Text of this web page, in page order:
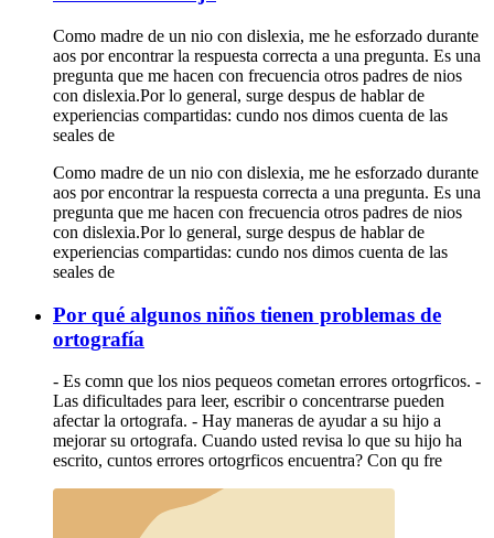
Como madre de un nio con dislexia, me he esforzado durante
aos por encontrar la respuesta correcta a una pregunta. Es una
pregunta que me hacen con frecuencia otros padres de nios
con dislexia.Por lo general, surge despus de hablar de
experiencias compartidas: cundo nos dimos cuenta de las
seales de
Como madre de un nio con dislexia, me he esforzado durante
aos por encontrar la respuesta correcta a una pregunta. Es una
pregunta que me hacen con frecuencia otros padres de nios
con dislexia.Por lo general, surge despus de hablar de
experiencias compartidas: cundo nos dimos cuenta de las
seales de
Por qué algunos niños tienen problemas de
ortografía
- Es comn que los nios pequeos cometan errores ortogrficos. -
Las dificultades para leer, escribir o concentrarse pueden
afectar la ortografa. - Hay maneras de ayudar a su hijo a
mejorar su ortografa. Cuando usted revisa lo que su hijo ha
escrito, cuntos errores ortogrficos encuentra? Con qu fre